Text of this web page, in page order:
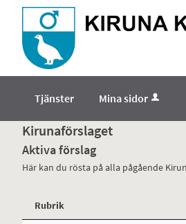
Välkommen
tjänster
Norrbottens
enämnd
Tjänster Mina sidor
Kirunaförslaget
Aktiva förslag
Här kan du rösta på alla pågående
Rubrik